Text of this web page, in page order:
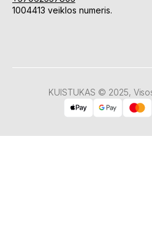
1004413 veiklos numeris.
KUISTUKAS © 2025,